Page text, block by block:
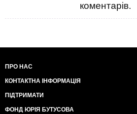
коментарів.
ПРО НАС
КОНТАКТНА ІНФОРМАЦІЯ
ПІДТРИМАТИ
ФОНД ЮРІЯ БУТУСОВА